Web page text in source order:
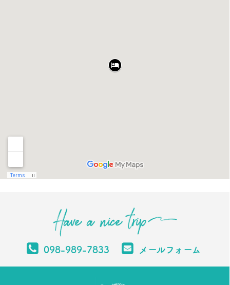
098-989-7833 メールフォーム